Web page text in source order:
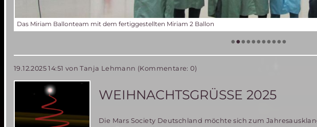
Das Miriam Ballonteam mit dem fertiggestellten Miriam 2 Ballon
•••••••••••
19.12.2025 14:51 von Tanja Lehmann (Kommentare: 0)
WEIHNACHTSGRÜSSE 2025
Die Mars Society Deutschland möchte sich zum